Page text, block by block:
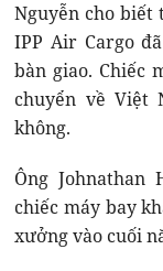
Nguyễn cho biết
IPP Air Cargo
bàn giao. Chiếc
chuyển về Việt
không.
Ông Johnathan
chiếc máy bay
xưởng vào cuối